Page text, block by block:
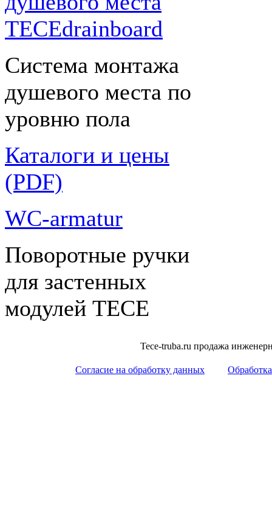
TECEdrainboard
Система монтажа
душевого места по
уровню пола
Каталоги и цены
(PDF)
WC-armatur
Поворотные ручки
для застенных
модулей ТЕСЕ
Tece-truba.ru продажа
Согласие на обработку данных